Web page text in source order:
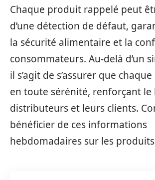
Chaque produit rappelé peut
d’une détection de défaut,
la sécurité alimentaire et la
consommateurs. Au-delà d’un
il s’agit de s’assurer que
en toute sérénité, renforçant le
distributeurs et leurs clients.
bénéficier de ces informations
hebdomadaires sur les